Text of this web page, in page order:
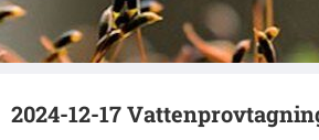
2024-12-17